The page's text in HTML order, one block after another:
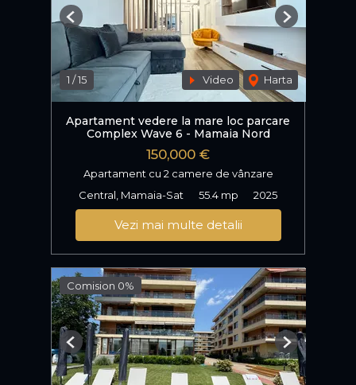
1 /15 Video Harta
Previous Next
Apartament vedere la mare loc parcare
Complex Wave 6 - Mamaia Nord
150,000 €
Apartament cu 2 camere de vânzare
Central, Mamaia-Sat
55.4 mp 2025
Vezi mai multe detalii
Comision 0%
Previous Next